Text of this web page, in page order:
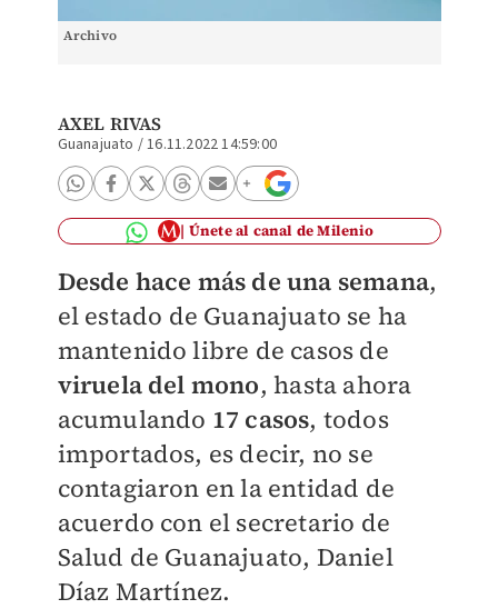
Archivo
AXEL RIVAS
Guanajuato /16.11.2022 14:59:00
Únete al canal de Milenio
Desde hace más de una semana,
el estado de Guanajuato se ha
mantenido libre de casos de
viruela del mono, hasta ahora
acumulando 17 casos, todos
importados, es decir, no se
contagiaron en la entidad de
acuerdo con el secretario de
Salud de Guanajuato, Daniel
Díaz Martínez.